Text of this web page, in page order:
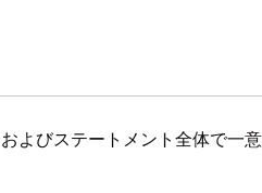
よびステートメント全体で